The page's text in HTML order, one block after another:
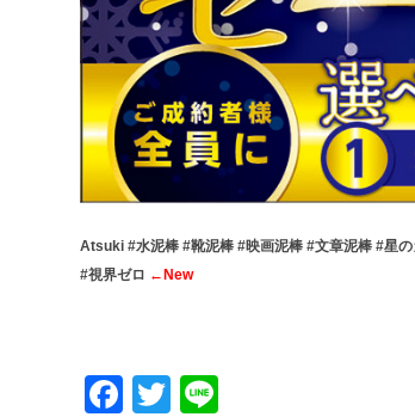
Atsuki #水泥棒 #靴泥棒 #映画泥棒 #文章泥棒 #星
#視界ゼロ ←New
Facebook
Twitter